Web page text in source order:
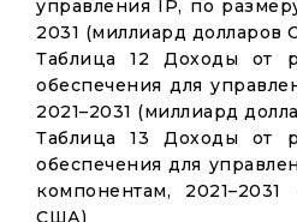
управления IP, по
2031 (миллиард долларов
Таблица 12 Доходы от
обеспечения для
2021–2031 (миллиард
Таблица 13 Доходы от
обеспечения для
компонентам,
США)